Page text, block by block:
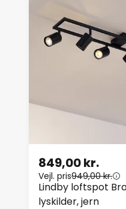
Lindby loftspot
lyskilder, jern
849,00 kr.
Vejl. pris949,00 kr.